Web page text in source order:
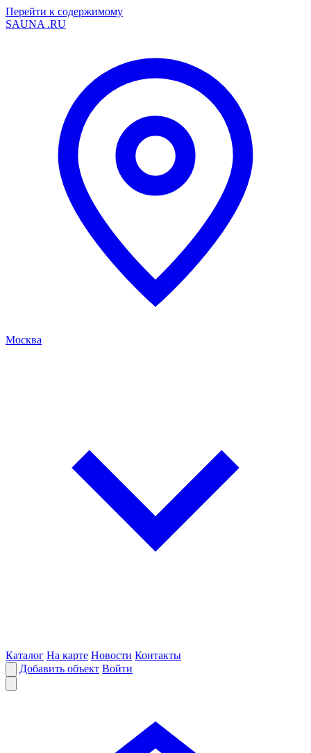
Перейти к содержимому
SAUNA .RU
Москва
Каталог На карте Новости Контакты
Добавить объект Войти